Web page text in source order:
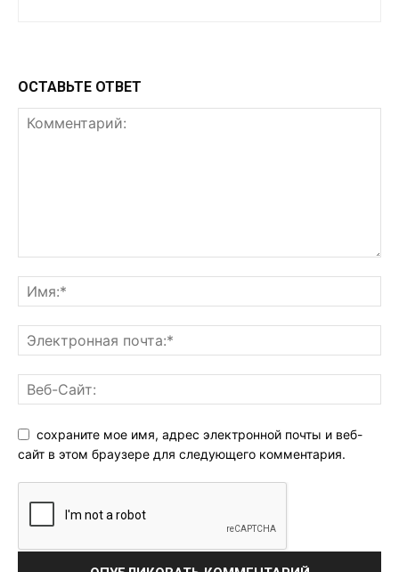
ОСТАВЬТЕ ОТВЕТ
сохраните мое имя, адрес электронной почты и веб-
сайт в этом браузере для следующего комментария.